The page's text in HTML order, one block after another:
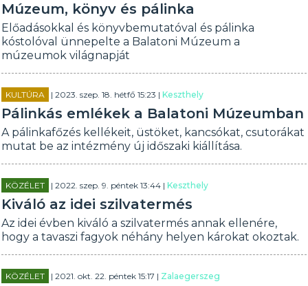
Múzeum, könyv és pálinka
Előadásokkal és könyvbemutatóval és pálinka
kóstolóval ünnepelte a Balatoni Múzeum a
múzeumok világnapját
KULTÚRA | 2023. szep. 18. hétfő 15:23 |Keszthely
Pálinkás emlékek a Balatoni Múzeumban
A pálinkafőzés kellékeit, üstöket, kancsókat, csutorákat
mutat be az intézmény új időszaki kiállítása.
KÖZÉLET | 2022. szep. 9. péntek 13:44 |Keszthely
Kiváló az idei szilvatermés
Az idei évben kiváló a szilvatermés annak ellenére,
hogy a tavaszi fagyok néhány helyen károkat okoztak.
KÖZÉLET | 2021. okt. 22. péntek 15:17 | Zalaegerszeg